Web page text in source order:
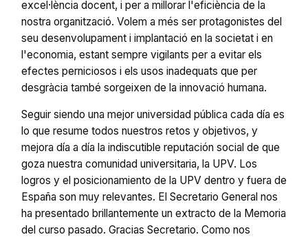
excel·lència docent, i per a millorar l'eficiència de la
nostra organització. Volem a més ser protagonistes del
seu desenvolupament i implantació en la societat i en
l'economia, estant sempre vigilants per a evitar els
efectes perniciosos i els usos inadequats que per
desgràcia també sorgeixen de la innovació humana.
Seguir siendo una mejor universidad pública cada día es
lo que resume todos nuestros retos y objetivos, y
mejora día a día la indiscutible reputación social de que
goza nuestra comunidad universitaria, la UPV. Los
logros y el posicionamiento de la UPV dentro y fuera de
España son muy relevantes. El Secretario General nos
ha presentado brillantemente un extracto de la Memoria
del curso pasado. Gracias Secretario. Como nos